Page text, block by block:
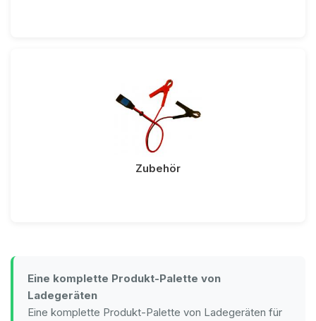
Zubehör
Eine komplette Produkt-Palette von
Ladegeräten
Eine komplette Produkt-Palette von Ladegeräten für